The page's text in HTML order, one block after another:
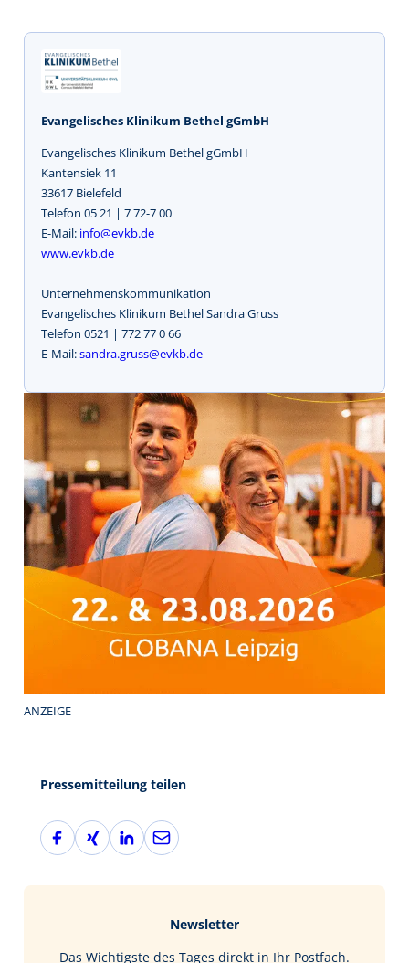
Evangelisches Klinikum Bethel gGmbH
Evangelisches Klinikum Bethel gGmbH
Kantensiek 11
33617 Bielefeld
Telefon 05 21 | 7 72-7 00
E-Mail: info@evkb.de
www.evkb.de
Unternehmenskommunikation
Evangelisches Klinikum Bethel Sandra Gruss
Telefon 0521 | 772 77 0 66
E-Mail:sandra.gruss@evkb.de
ANZEIGE
Pressemitteilung teilen
F
a
X
i
L
i
I
E
-
Newsletter
Das Wichtigste des Tages direkt in Ihr Postfach.